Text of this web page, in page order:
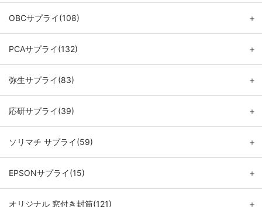
OBCサプライ(108) ＋
PCAサプライ(132) ＋
弥生サプライ(83) ＋
応研サプライ(39) ＋
ソリマチ サプライ(59) ＋
EPSONサプライ(15) ＋
オリジナル 窓付き封筒(121) ＋